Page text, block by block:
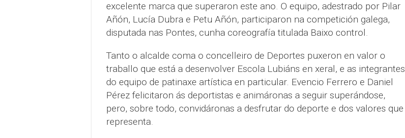
excelente marca que superaron este ano. O equipo, adestrado por Pilar
Añón, Lucía Dubra e Petu Añón, participaron na competición galega,
disputada nas Pontes, cunha coreografía titulada Baixo control.
Tanto o alcalde coma o concelleiro de Deportes puxeron en valor o
traballo que está a desenvolver Escola Lubiáns en xeral, e as integrantes
do equipo de patinaxe artística en particular. Evencio Ferrero e Daniel
Pérez felicitaron ás deportistas e animáronas a seguir superándose,
pero, sobre todo, convidáronas a desfrutar do deporte e dos valores que
representa.